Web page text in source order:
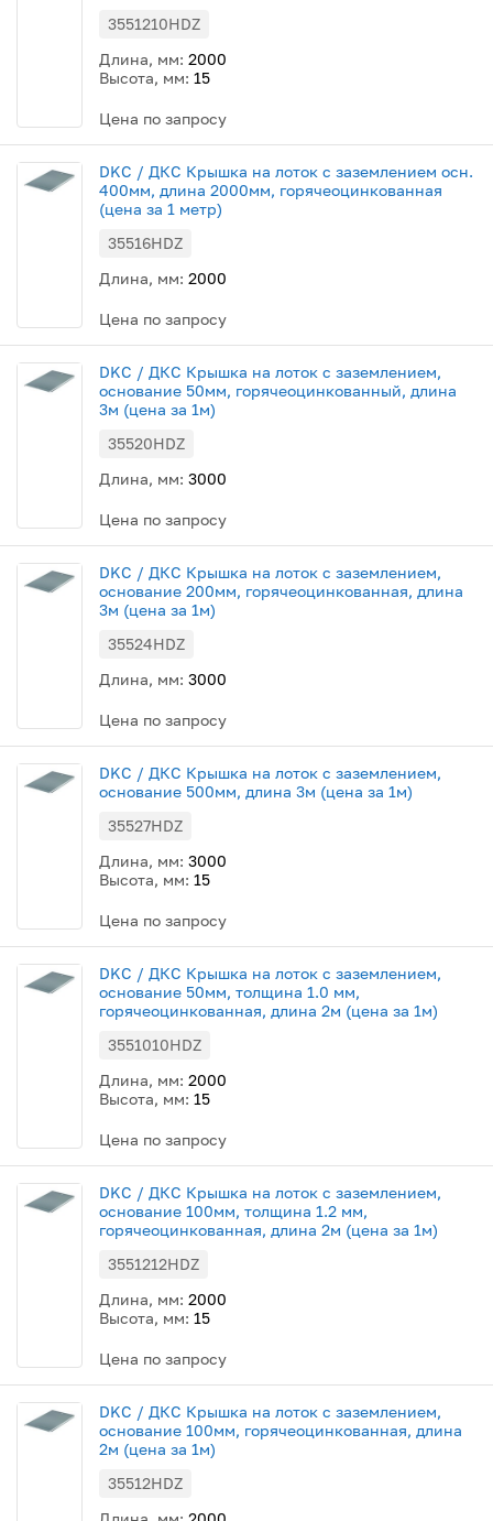
3551210HDZ
Длина, мм: 2000
Высота, мм: 15
Цена по запросу
DKC / ДКС Крышка на лоток с заземлением осн.
400мм, длина 2000мм, горячеоцинкованная
(цена за 1 метр)
35516HDZ
Длина, мм: 2000
Цена по запросу
DKC / ДКС Крышка на лоток с заземлением,
основание 50мм, горячеоцинкованный, длина
3м (цена за 1м)
35520HDZ
Длина, мм: 3000
Цена по запросу
DKC / ДКС Крышка на лоток с заземлением,
основание 200мм, горячеоцинкованная, длина
3м (цена за 1м)
35524HDZ
Длина, мм: 3000
Цена по запросу
DKC / ДКС Крышка на лоток с заземлением,
основание 500мм, длина 3м (цена за 1м)
35527HDZ
Длина, мм: 3000
Высота, мм: 15
Цена по запросу
DKC / ДКС Крышка на лоток с заземлением,
основание 50мм, толщина 1.0 мм,
горячеоцинкованная, длина 2м (цена за 1м)
3551010HDZ
Длина, мм: 2000
Высота, мм: 15
Цена по запросу
DKC / ДКС Крышка на лоток с заземлением,
основание 100мм, толщина 1.2 мм,
горячеоцинкованная, длина 2м (цена за 1м)
3551212HDZ
Длина, мм: 2000
Высота, мм: 15
Цена по запросу
DKC / ДКС Крышка на лоток с заземлением,
основание 100мм, горячеоцинкованная, длина
2м (цена за 1м)
35512HDZ